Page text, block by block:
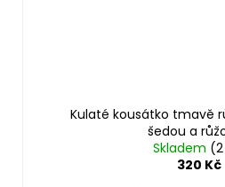
Kulaté kousátko tmavě
šedou a
Skladem
320 Kč